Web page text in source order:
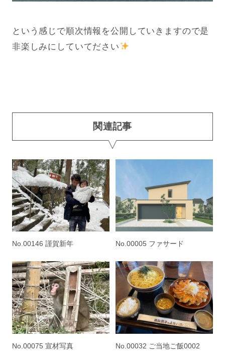
という感じで順次情報を公開していきますので是
非楽しみにしていてださい
関連記事
No.00146 謹賀新年 No.00005 ファサード
No.00075 宣材写真 No.00032 ご当地ご飯0002